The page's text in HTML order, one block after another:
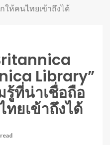
ให้คนไทยเข้าถึงได้
Library”
รู้ที่น่าเชื่อถือ
ยเข้าถึงได้